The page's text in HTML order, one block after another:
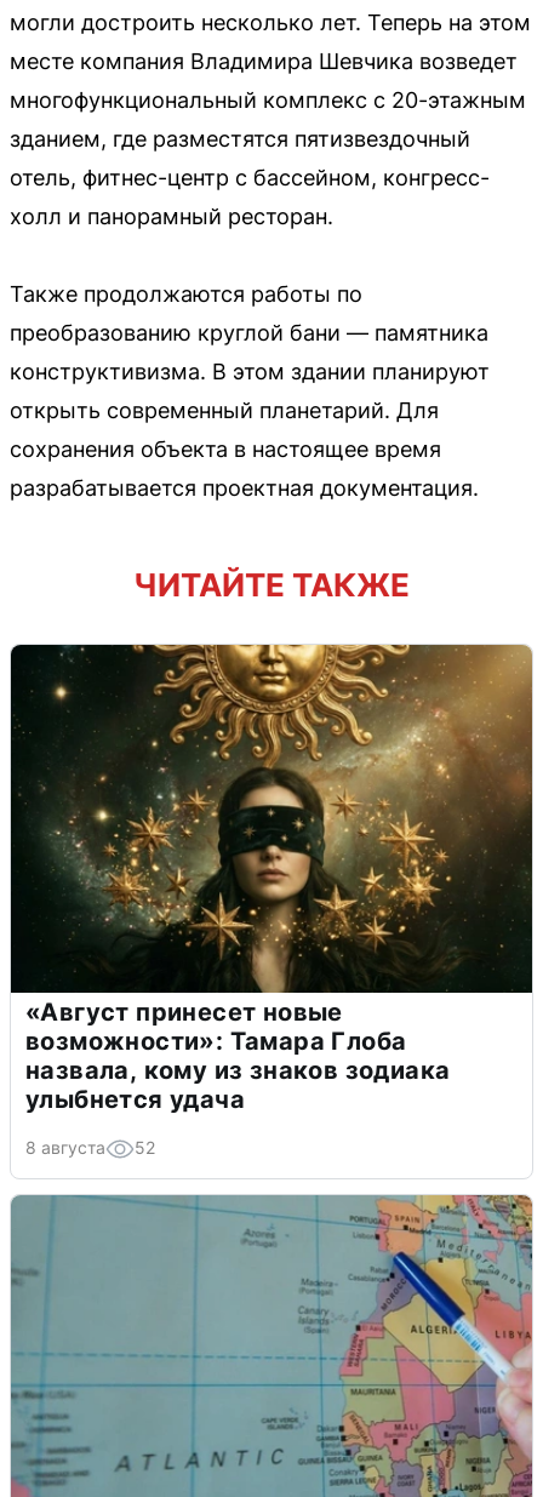
могли достроить несколько лет. Теперь на этом
месте компания Владимира Шевчика возведет
многофункциональный комплекс с 20-этажным
зданием, где разместятся пятизвездочный
отель, фитнес-центр с бассейном, конгресс-
холл и панорамный ресторан.
Также продолжаются работы по
преобразованию круглой бани — памятника
конструктивизма. В этом здании планируют
открыть современный планетарий. Для
сохранения объекта в настоящее время
разрабатывается проектная документация.
ЧИТАЙТЕ ТАКЖЕ
«Август принесет новые
возможности»: Тамара Глоба
назвала, кому из знаков зодиака
улыбнется удача
8 августа 52